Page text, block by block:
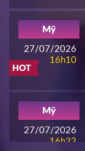
14h00
16h00
HOT
27/07/2026
16h10
Mỹ
27/07/2026
16h22
Mỹ